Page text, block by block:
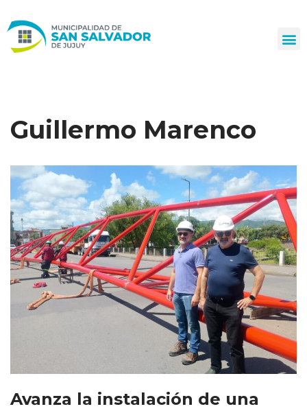
al
Guillermo Marenco
Avanza la instalación de una